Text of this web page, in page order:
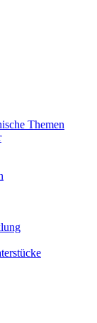
Themen